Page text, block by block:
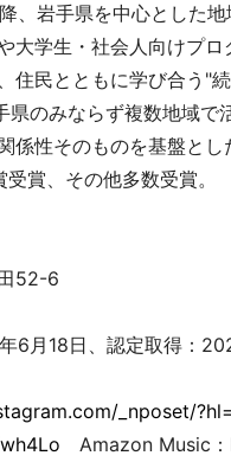
、岩手県を中心とした
大学生・社会人向けプ
住民とともに学び合う"
のみならず複数地域で
係性そのものを基盤と
賞、その他多数受賞。
52-6
6月18日、認定取得：
_nposet/
Amazon Music：